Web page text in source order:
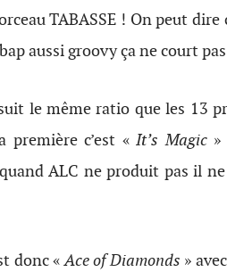
TABASSE ! On peut dire
aussi groovy ça ne court
le même ratio que les 13
première c’est «It’s Magic»
ALC ne produit pas il
donc «Ace of Diamonds »